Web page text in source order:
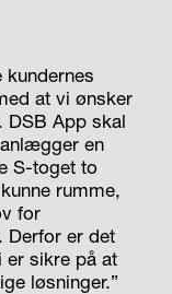
at vi ønsker
DSB App skal
en
S-toget to
rumme,
for
Derfor er det
er sikre på at
løsninger.”